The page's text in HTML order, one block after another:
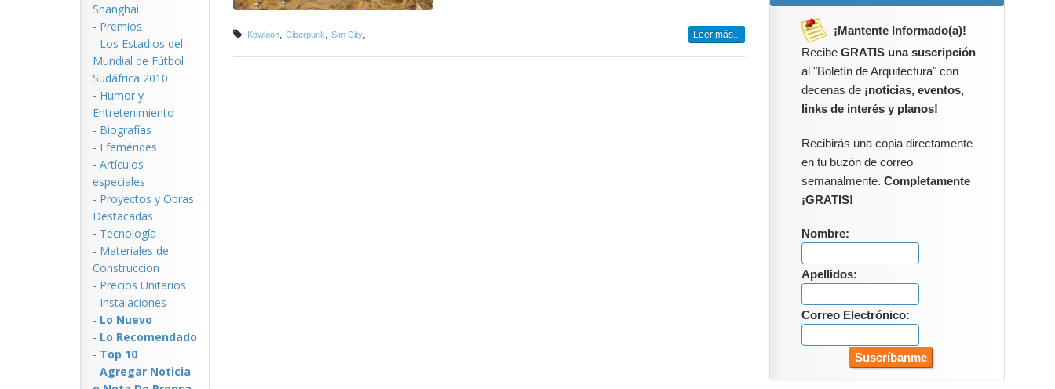
Shanghai
- Premios
- Los Estadios del
Mundial de Fútbol
Sudáfrica 2010
- Humor y
Entretenimiento
- Biografías
- Efemérides
- Artículos
especiales
- Proyectos y Obras
Destacadas
- Tecnología
- Materiales de
Construccion
- Precios Unitarios
- Instalaciones
- Lo Nuevo
- Lo Recomendado
- Top 10
- Agregar Noticia
Kowloon, Ciberpunk, Sim City, Leer más...
¡Mantente Informado(a)!
Recibe GRATIS una suscripción
al "Boletín de Arquitectura" con
decenas de ¡noticias, eventos,
links de interés y planos!
Recibirás una copia directamente
en tu buzón de correo
semanalmente. Completamente
¡GRATIS!
Nombre:
Apellidos:
Correo Electrónico: